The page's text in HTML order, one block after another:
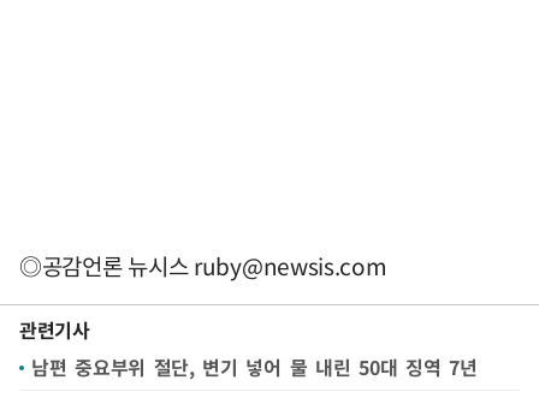
◎공감언론 뉴시스ruby@newsis.com
관련기사
남편 중요부위 절단, 변기 넣어 물 내린 50대 징역 7년